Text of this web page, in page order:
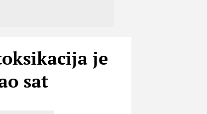
je
sat